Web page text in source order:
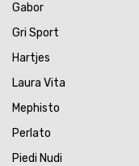
Gabor
Gri Sport
Hartjes
Laura Vita
Mephisto
Perlato
Piedi Nudi